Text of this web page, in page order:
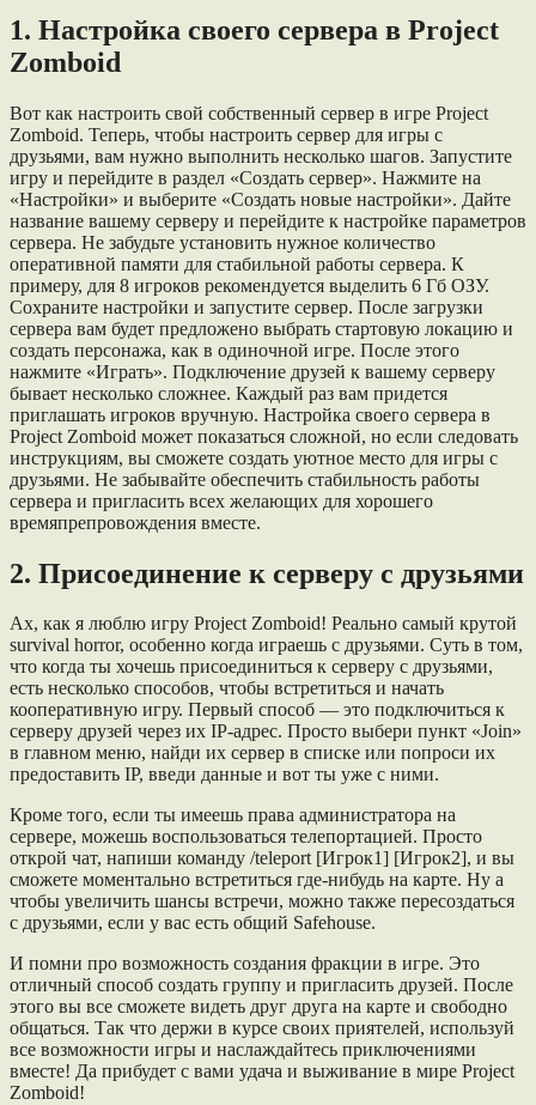
1. Настройка своего сервера в Project
Zomboid
Вот как настроить свой собственный сервер в игре Project
Zomboid. Теперь, чтобы настроить сервер для игры с
друзьями, вам нужно выполнить несколько шагов. Запустите
игру и перейдите в раздел «Создать сервер». Нажмите на
«Настройки» и выберите «Создать новые настройки». Дайте
название вашему серверу и перейдите к настройке параметров
сервера. Не забудьте установить нужное количество
оперативной памяти для стабильной работы сервера. К
примеру, для 8 игроков рекомендуется выделить 6 Гб ОЗУ.
Сохраните настройки и запустите сервер. После загрузки
сервера вам будет предложено выбрать стартовую локацию и
создать персонажа, как в одиночной игре. После этого
нажмите «Играть». Подключение друзей к вашему серверу
бывает несколько сложнее. Каждый раз вам придется
приглашать игроков вручную. Настройка своего сервера в
Project Zomboid может показаться сложной, но если следовать
инструкциям, вы сможете создать уютное место для игры с
друзьями. Не забывайте обеспечить стабильность работы
сервера и пригласить всех желающих для хорошего
времяпрепровождения вместе.
2. Присоединение к серверу с друзьями
Ах, как я люблю игру Project Zomboid! Реально самый крутой
survival horror, особенно когда играешь с друзьями. Суть в том,
что когда ты хочешь присоединиться к серверу с друзьями,
есть несколько способов, чтобы встретиться и начать
кооперативную игру. Первый способ — это подключиться к
серверу друзей через их IP-адрес. Просто выбери пункт «Join»
в главном меню, найди их сервер в списке или попроси их
предоставить IP, введи данные и вот ты уже с ними.
Кроме того, если ты имеешь права администратора на
сервере, можешь воспользоваться телепортацией. Просто
открой чат, напиши команду /teleport [Игрок1] [Игрок2], и вы
сможете моментально встретиться где-нибудь на карте. Ну а
чтобы увеличить шансы встречи, можно также пересоздаться
с друзьями, если у вас есть общий Safehouse.
И помни про возможность создания фракции в игре. Это
отличный способ создать группу и пригласить друзей. После
этого вы все сможете видеть друг друга на карте и свободно
общаться. Так что держи в курсе своих приятелей, используй
все возможности игры и наслаждайтесь приключениями
вместе! Да прибудет с вами удача и выживание в мире Project
Zomboid!